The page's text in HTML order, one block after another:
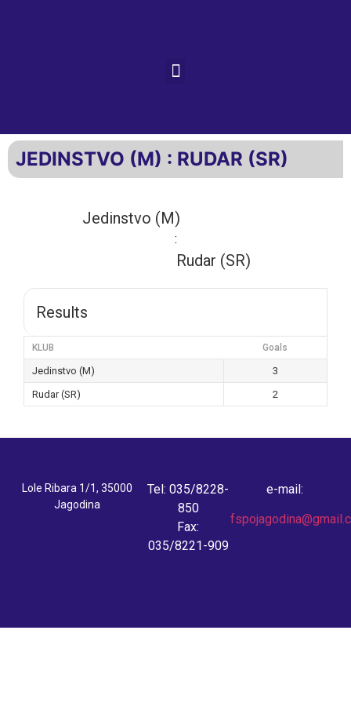
JEDINSTVO (M) : RUDAR (SR)
Jedinstvo (M)
:
Rudar (SR)
Results
KLUB Goals
Jedinstvo (M)
3
Rudar (SR)
2
Lole Ribara 1/1, 35000
Jagodina
Tel: 035/8228-
850
Fax:
035/8221-909
e-mail: